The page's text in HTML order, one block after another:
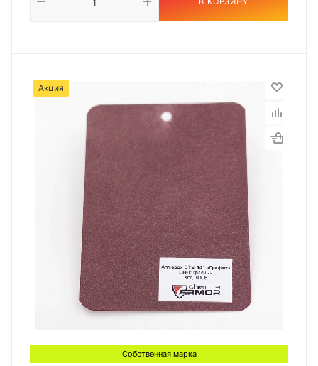
Акция
Собственная марка